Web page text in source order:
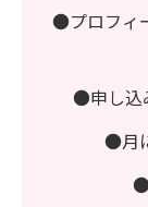
●プロフィ
●申し込
●月